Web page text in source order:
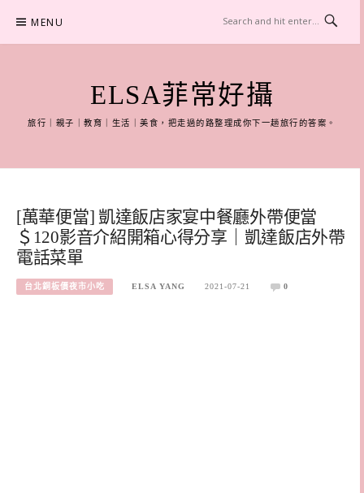
content
MENU
ELSA菲常好攝
旅行｜親子｜教育｜生活｜美食，把走過的路整理成你下一趟旅行的答案。
[萬華便當] 凱達飯店家宴中餐廳外帶便當
＄120影音介紹開箱心得分享｜凱達飯店外帶
電話菜單
台北銅板價夜市小吃 ELSA YANG 2021-07-21 0